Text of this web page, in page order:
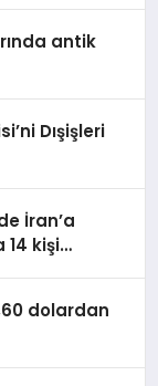
antik
Dışişleri
İran’a
14 kişi
dolardan